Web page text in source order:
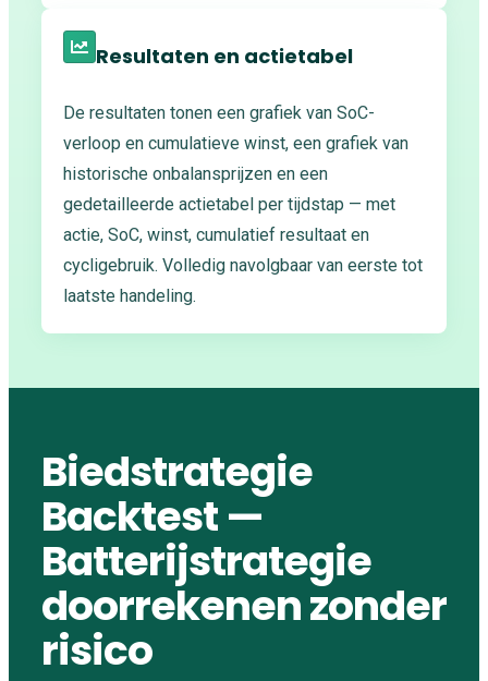
Resultaten en actietabel
De resultaten tonen een grafiek van SoC-
verloop en cumulatieve winst, een grafiek van
historische onbalansprijzen en een
gedetailleerde actietabel per tijdstap — met
actie, SoC, winst, cumulatief resultaat en
cycligebruik. Volledig navolgbaar van eerste tot
laatste handeling.
Biedstrategie
Backtest —
Batterijstrategie
doorrekenen zonder
risico